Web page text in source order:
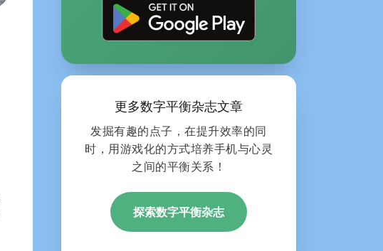
更多数字平衡杂志文章
发掘有趣的点子，在提升效率的同
时，用游戏化的方式培养手机与心灵
之间的平衡关系！
探索数字平衡杂志